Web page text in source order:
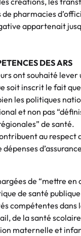
pharmacies
appartenait
DES ARS
ont souhaité lever
soit inscrit le fait que
les politiques
et non pas
de santé.
au respect
de “mettre en
de santé
compétentes dans
de la santé
maternelle et